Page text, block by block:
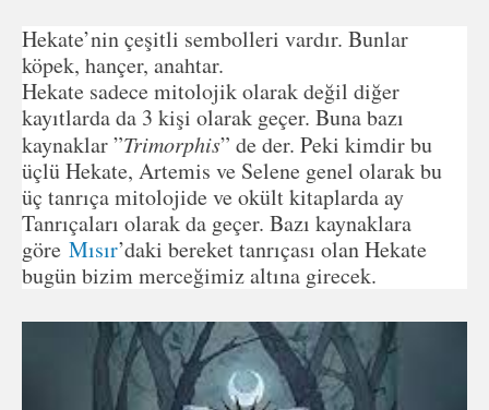
Hekate’nin çeşitli sembolleri vardır. Bunlar
köpek, hançer, anahtar.
Hekate sadece mitolojik olarak değil diğer
kayıtlarda da 3 kişi olarak geçer. Buna bazı
kaynaklar ”Trimorphis” de der. Peki kimdir bu
üçlü Hekate, Artemis ve Selene genel olarak bu
üç tanrıça mitolojide ve okült kitaplarda ay
Tanrıçaları olarak da geçer. Bazı kaynaklara
göre Mısır’daki bereket tanrıçası olan Hekate
bugün bizim merceğimiz altına girecek.